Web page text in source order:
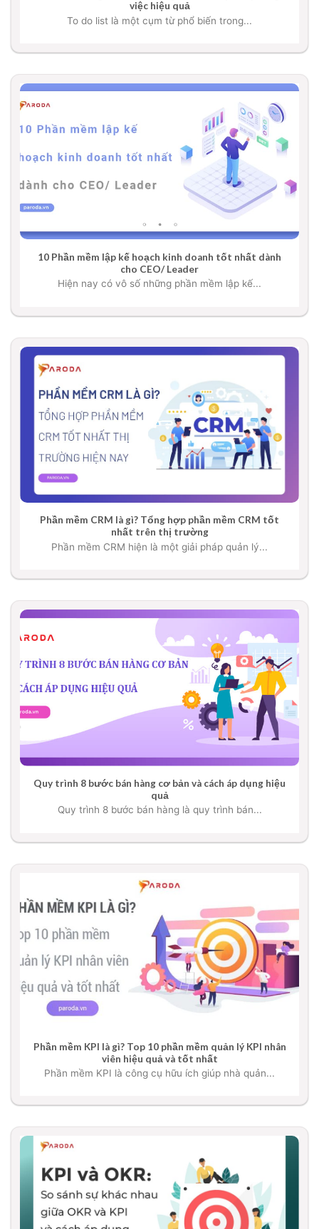
việc hiệu quả
To do list là một cụm từ phổ biến trong...
10 Phần mềm lập kế hoạch kinh doanh tốt nhất dành
cho CEO/ Leader
Hiện nay có vô số những phần mềm lập kế...
Phần mềm CRM là gì? Tổng hợp phần mềm CRM tốt
nhất trên thị trường
Phần mềm CRM hiện là một giải pháp quản lý...
Quy trình 8 bước bán hàng cơ bản và cách áp dụng hiệu
quả
Quy trình 8 bước bán hàng là quy trình bán...
Phần mềm KPI là gì? Top 10 phần mềm quản lý KPI nhân
viên hiệu quả và tốt nhất
Phần mềm KPI là công cụ hữu ích giúp nhà quản...